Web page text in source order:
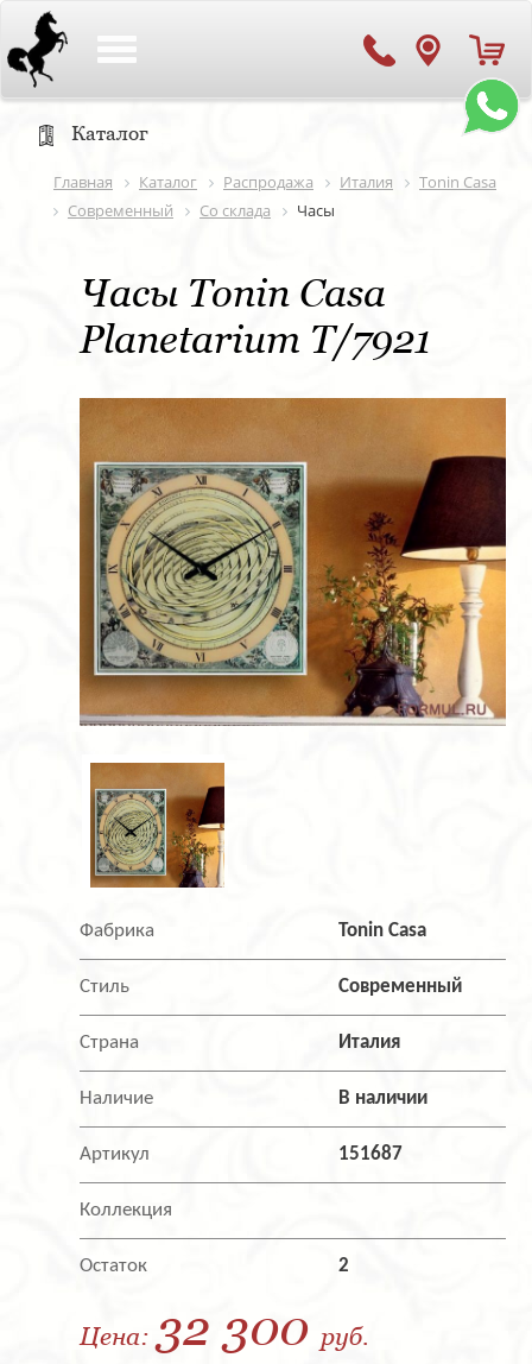
Каталог
Главная Каталог Распродажа Италия
Tonin Casa
Современный
Со склада Часы
Часы Tonin Casa
Planetarium T/7921
Фабрика Tonin Casa
Стиль Современный
Страна Италия
Наличие В наличии
Артикул 151687
Коллекция
Остаток 2
Цена: 32 300 руб.